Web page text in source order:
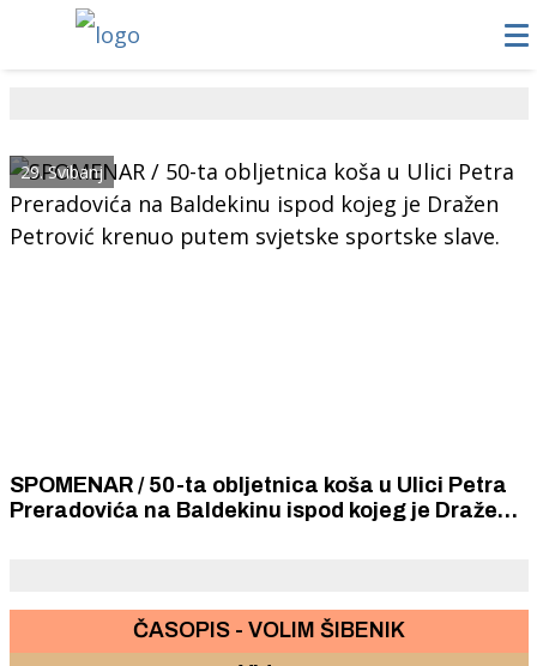
29. Svibanj
SPOMENAR / 50-ta obljetnica koša u Ulici Petra
Preradovića na Baldekinu ispod kojeg je Dražen
ČASOPIS - VOLIM ŠIBENIK